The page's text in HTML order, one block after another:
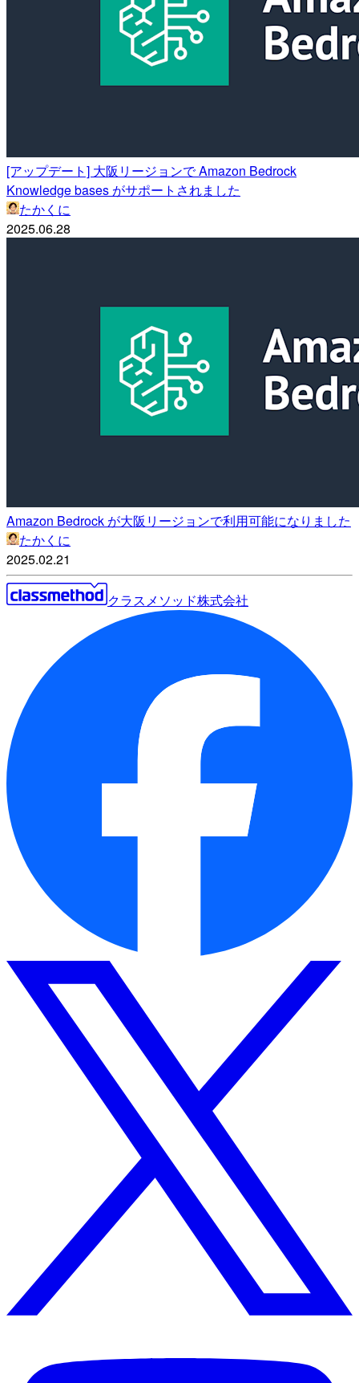
[アップデート] 大阪リージョンで Amazon Bedrock
Knowledge bases がサポートされました
たかくに
2025.06.28
Amazon Bedrock が大阪リージョンで利用可能になりました
たかくに
2025.02.21
クラスメソッド株式会社